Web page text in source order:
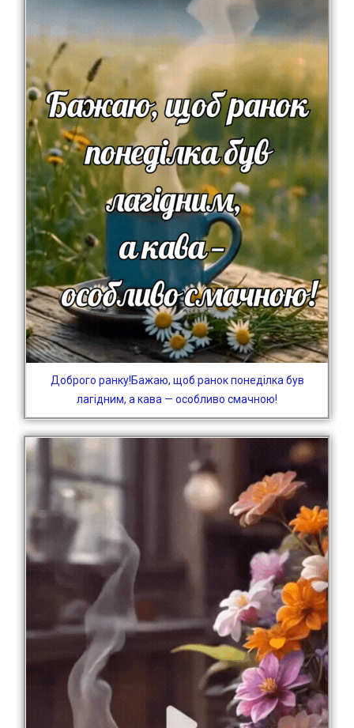
Доброго ранку!Бажаю, щоб ранок понеділка був
лагідним, а кава — особливо смачною!